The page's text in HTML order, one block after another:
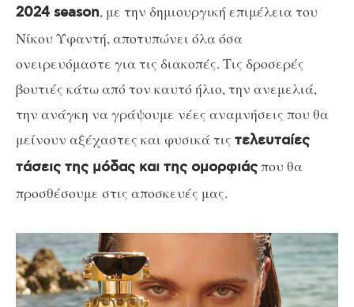
2024 season, με την δημιουργική επιμέλεια του
Νίκου Υφαντή, αποτυπώνει όλα όσα
ονειρευόμαστε για τις διακοπές. Τις δροσερές
βουτιές κάτω από τον καυτό ήλιο, την ανεμελιά,
την ανάγκη να γράψουμε νέες αναμνήσεις που θα
μείνουν αξέχαστες και φυσικά τις τελευταίες
τάσεις της μόδας και της ομορφιάςπου θα
προσθέσουμε στις αποσκευές μας.